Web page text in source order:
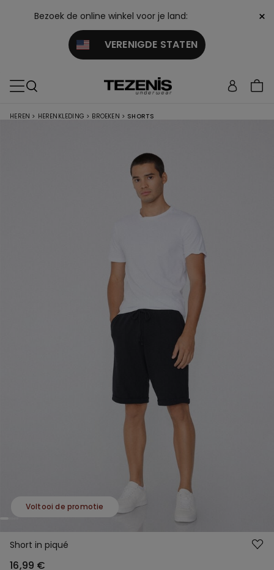
Bezoek de online winkel voor je land:
VERENIGDE STATEN
×
HEREN > HERENKLEDING > BROEKEN > SHORTS
Voltooi de promotie
Short in piqué
16,99 €